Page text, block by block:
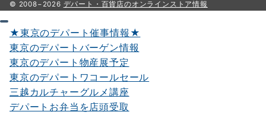
© 2008−2026 デパート・百貨店のオンラインストア情報
★東京のデパート催事情報★
東京のデパートバーゲン情報
東京のデパート物産展予定
東京のデパートワコールセール
三越カルチャーグルメ講座
デパートお弁当を店頭受取